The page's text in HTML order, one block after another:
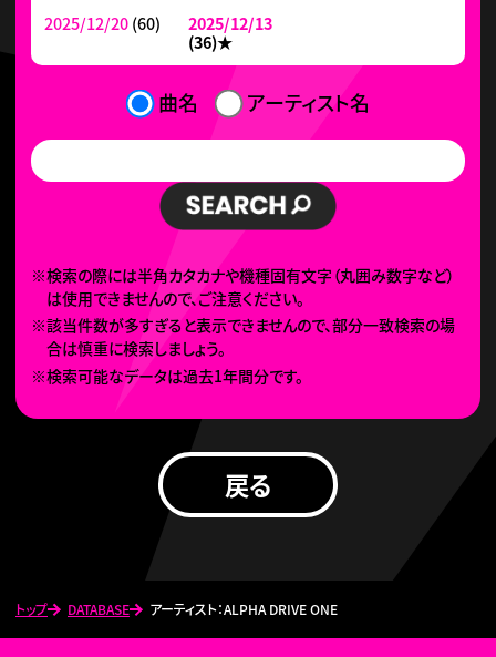
トップ DATABASE アーティスト：ALPHA DRIVE ONE
2025/12/20(60)
2025/12/13
(36)★
曲名 アーティスト名
※検索の際には半角カタカナや機種固有文字（丸囲み数字など）
は使用できませんので、ご注意ください。
※該当件数が多すぎると表示できませんので、部分一致検索の場
合は慎重に検索しましょう。
※検索可能なデータは過去1年間分です。
戻る